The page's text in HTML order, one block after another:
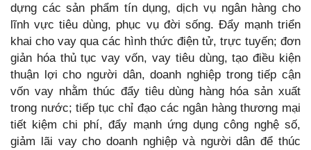
dựng các sản phẩm tín dụng, dịch vụ ngân hàng cho
lĩnh vực tiêu dùng, phục vụ đời sống. Đẩy mạnh triển
khai cho vay qua các hình thức điện tử, trực tuyến; đơn
giản hóa thủ tục vay vốn, vay tiêu dùng, tạo điều kiện
thuận lợi cho người dân, doanh nghiệp trong tiếp cận
vốn vay nhằm thúc đẩy tiêu dùng hàng hóa sản xuất
trong nước; tiếp tục chỉ đạo các ngân hàng thương mại
tiết kiệm chi phí, đẩy mạnh ứng dụng công nghệ số,
giảm lãi vay cho doanh nghiệp và người dân để thúc